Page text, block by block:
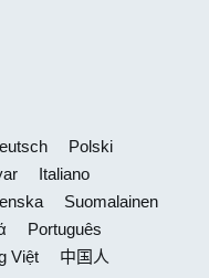
Polski
Italiano
Suomalainen
Português
Việt 中国人